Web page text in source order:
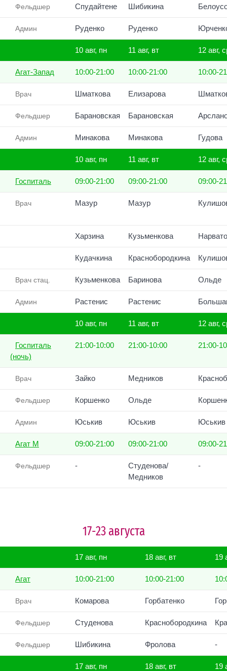
Фельдшер Спудайтене Шибикина
Админ Руденко Руденко
10 авг, пн 11 авг, вт 12 авг,
Агат-Запад 10:00-21:00 10:00-21:00 10:00-
Врач Шматкова Елизарова
Фельдшер Барановская Барановская
Админ Минакова Минакова Гудова
10 авг, пн 11 авг, вт 12 авг,
Госпиталь 09:00-21:00 09:00-21:00 09:00-
Врач Мазур Мазур
Харзина Кузьменкова
Кудачкина Краснобородкина
Врач стац. Кузьменкова Баринова Ольде
Админ Растенис Растенис
10 авг, пн 11 авг, вт 12 авг,
Госпиталь
(ночь)
21:00-10:00 21:00-10:00 21:00-
Врач Зайко Медников
Фельдшер Коршенко Ольде
Админ Юськив Юськив Юськив
Агат М 09:00-21:00 09:00-21:00 09:00-
Фельдшер -
Студенова/
Медников
-
17-23 августа
17 авг, пн 18 авг, вт 19
Агат 10:00-21:00 10:00-21:00
Врач Комарова Горбатенко
Фельдшер Студенова Краснобородкина
Фельдшер Шибикина Фролова -
17 авг, пн 18 авг, вт 19